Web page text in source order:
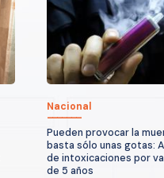
Nacional
Pueden provocar la
basta sólo unas gotas:
de intoxicaciones por
de 5 años